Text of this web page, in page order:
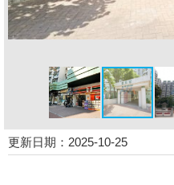
更新日期：2025-10-25